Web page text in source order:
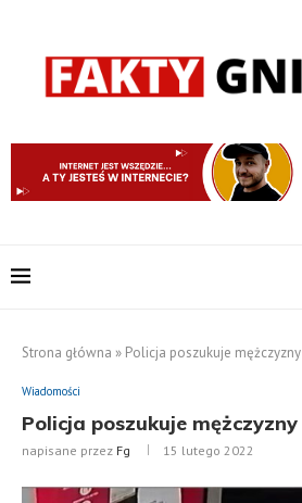
Strona główna » Policja poszukuje mężczyzny
Wiadomości
Policja poszukuje mężczyzny
napisane przez Fg 15 lutego 2022